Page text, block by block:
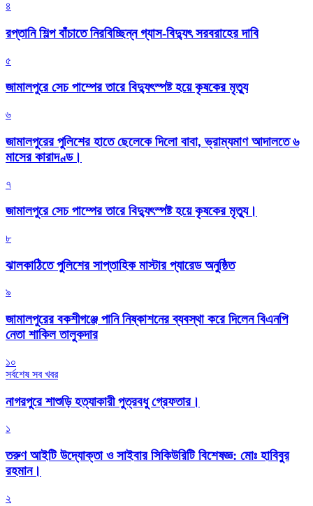
৪
রপ্তানি শিল্প বাঁচাতে নিরবিচ্ছিন্ন গ্যাস-বিদ্যুৎ সরবরাহের দাবি
৫
জামালপুরে সেচ পাম্পের তারে বিদ্যুৎস্পষ্ট হয়ে কৃষকের মৃত্যু
৬
জামালপুরের পুলিশের হাতে ছেলেকে দিলো বাবা, ভ্রাম্যমাণ আদালতে ৬
মাসের কারাদণ্ড।
৭
জামালপুরে সেচ পাম্পের তারে বিদ্যুৎস্পষ্ট হয়ে কৃষকের মৃত্যু।
৮
‎ঝালকাঠিতে পুলিশের সাপ্তাহিক মাস্টার প্যারেড অনুষ্ঠিত
৯
জামালপুরের বকশীগঞ্জে পানি নিষ্কাশনের ব্যবস্থা করে দিলেন বিএনপি
নেতা শাকিল তালুকদার
১০
সর্বশেষ সব খবর
নাগরপুরে শাশুড়ি হত্যাকারী পুত্রবধু গ্রেফতার।
১
তরুণ আইটি উদ্যোক্তা ও সাইবার সিকিউরিটি বিশেষজ্ঞ: মোঃ হাবিবুর
রহমান।
২